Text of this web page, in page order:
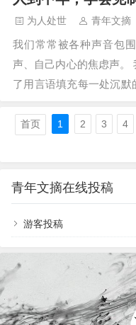
己，是做人最大的智慧 常言道：“水至清则无鱼，水至浊则鱼
死。”…
为人处世 青年文摘
我们常常被各种声音包
声、自己内心的焦虑声。
了用言语填充每一处沉
云：“言多必失，祸从口
护我们的能量场，更能
“守口”的智慧…
首页 1 2 3 4
青年文摘在线投稿
游客投稿